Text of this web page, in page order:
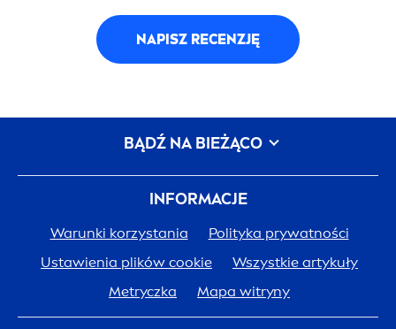
NAPISZ RECENZJĘ
INFORMACJE
Warunki korzystania
Polityka prywatności
Ustawienia plików cookie
Wszystkie artykuły
Metryczka
Mapa witryny
BĄDŹ NA BIEŻĄCO